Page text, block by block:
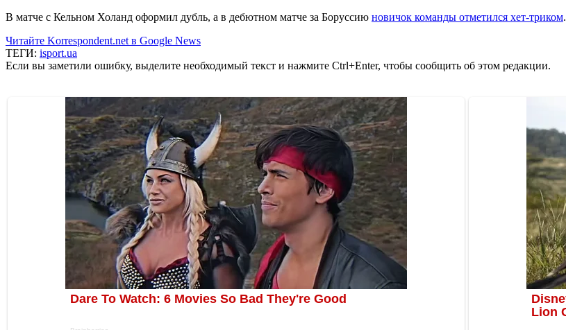
В матче с Кельном Холанд оформил дубль, а в дебютном матче за Боруссию новичок команды отметился хет-триком.
Читайте Korrespondent.net в Google News
ТЕГИ: isport.ua
Если вы заметили ошибку, выделите необходимый текст и нажмите Ctrl+Enter, чтобы сообщить об этом редакции.